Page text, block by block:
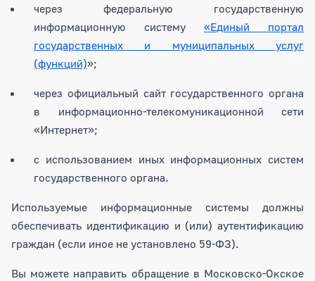
через федеральную государственную
информационную систему «Единый портал
государственных и муниципальных услуг
(функций)»;
через официальный сайт государственного органа
в информационно-телекомуникационной сети
«Интернет»;
с использованием иных информационных систем
государственного органа.
Используемые информационные системы должны
обеспечивать идентификацию и (или) аутентификацию
граждан (если иное не установлено 59-ФЗ).
Вы можете направить обращение в Московско-Окское